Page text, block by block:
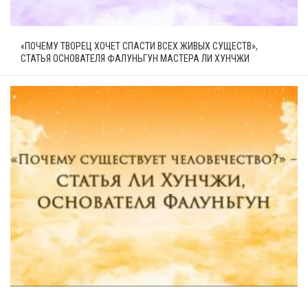
«ПОЧЕМУ ТВОРЕЦ ХОЧЕТ СПАСТИ ВСЕХ ЖИВЫХ СУЩЕСТВ»,
СТАТЬЯ ОСНОВАТЕЛЯ ФАЛУНЬГУН МАСТЕРА ЛИ ХУНЧЖИ